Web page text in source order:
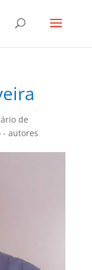
de
- autores